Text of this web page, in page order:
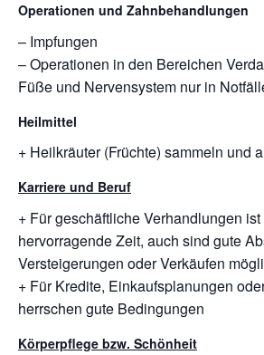
Operationen und Zahnbehandlungen
– Impfungen
– Operationen in den Bereichen
Füße und Nervensystem nur in
Heilmittel
+ Heilkräuter (Früchte) sammeln und
Karriere und Beruf
+ Für geschäftliche Verhandlungen
hervorragende Zeit, auch sind gute
Versteigerungen oder Verkäufen
+ Für Kredite, Einkaufsplanungen
herrschen gute Bedingungen
Körperpflege bzw. Schönheit